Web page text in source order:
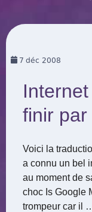
7 déc 2008
finir
Voici la
a connu un bel
au moment de
choc Is Google
trompeur car il